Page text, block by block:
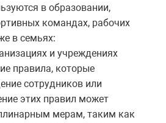
в образовании,
командах, рабочих
в семьях:
и учреждениях
правила, которые
сотрудников или
этих правил может
мерам, таким как